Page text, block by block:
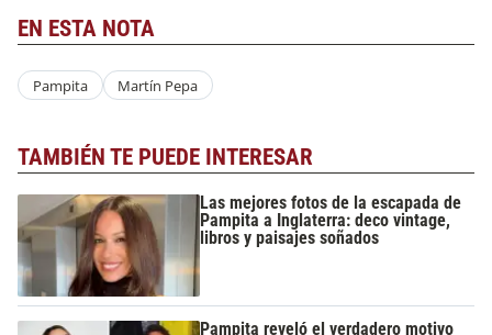
EN ESTA NOTA
Pampita Martín Pepa
TAMBIÉN TE PUEDE INTERESAR
Las mejores fotos de la escapada de
Pampita a Inglaterra: deco vintage,
libros y paisajes soñados
Pampita reveló el verdadero motivo